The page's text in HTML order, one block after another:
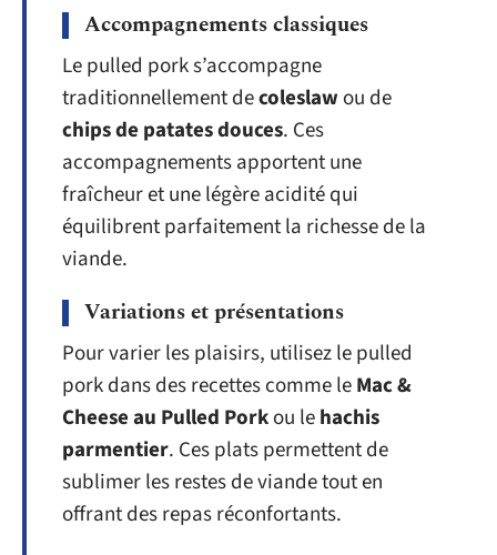
Accompagnements classiques
Le pulled pork s’accompagne
traditionnellement decoleslaw ou de
chips de patates douces. Ces
accompagnements apportent une
fraîcheur et une légère acidité qui
équilibrent parfaitement la richesse de la
viande.
Variations et présentations
Pour varier les plaisirs, utilisez le pulled
pork dans des recettes comme leMac &
Cheese au Pulled Porkou lehachis
parmentier. Ces plats permettent de
sublimer les restes de viande tout en
offrant des repas réconfortants.